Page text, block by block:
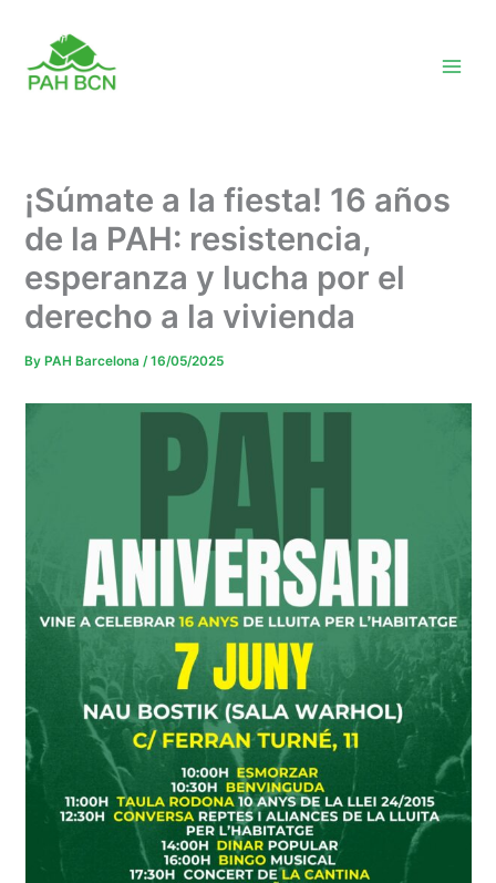
content
¡Súmate a la fiesta! 16 años
de la PAH: resistencia,
esperanza y lucha por el
derecho a la vivienda
By PAH Barcelona/16/05/2025